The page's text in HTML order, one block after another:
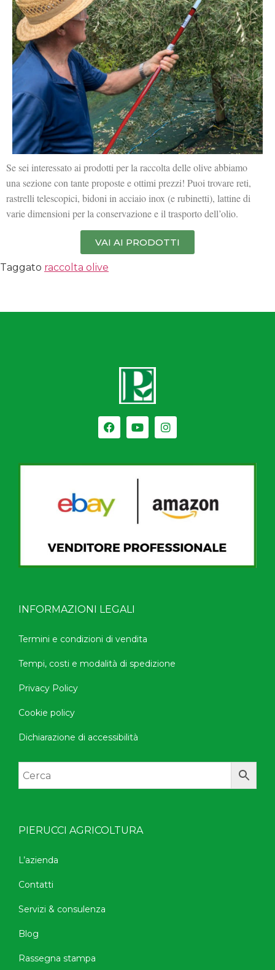
Se sei interessato ai prodotti per la raccolta delle olive abbiamo
una sezione con tante proposte e ottimi prezzi! Puoi trovare reti,
rastrelli telescopici, bidoni in acciaio inox (e rubinetti), lattine di
varie dimensioni per la conservazione e il trasporto dell’olio.
VAI AI PRODOTTI
Taggato raccolta olive
INFORMAZIONI LEGALI
Termini e condizioni di vendita
Tempi, costi e modalità di spedizione
Privacy Policy
Cookie policy
Dichiarazione di accessibilità
PIERUCCI AGRICOLTURA
L’azienda
Contatti
Servizi & consulenza
Blog
Rassegna stampa